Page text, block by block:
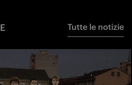
Tutte le notizie